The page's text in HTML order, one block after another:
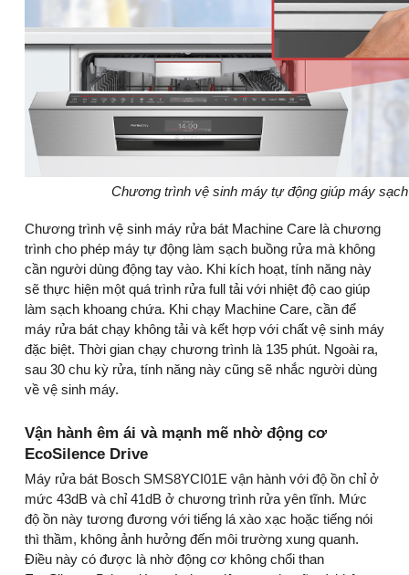
Chương trình vệ sinh máy tự động giúp máy
Chương trình vệ sinh máy rửa bát Machine Care là chương
trình cho phép máy tự động làm sạch buồng rửa mà không
cần người dùng động tay vào. Khi kích hoạt, tính năng này
sẽ thực hiện một quá trình rửa full tải với nhiệt độ cao giúp
làm sạch khoang chứa. Khi chạy Machine Care, cần để
máy rửa bát chạy không tải và kết hợp với chất vệ sinh máy
đặc biệt. Thời gian chạy chương trình là 135 phút. Ngoài ra,
sau 30 chu kỳ rửa, tính năng này cũng sẽ nhắc người dùng
về vệ sinh máy.
Vận hành êm ái và mạnh mẽ nhờ động cơ
EcoSilence Drive
Máy rửa bát Bosch SMS8YCI01E vận hành với độ ồn chỉ ở
mức 43dB và chỉ 41dB ở chương trình rửa yên tĩnh. Mức
độ ồn này tương đương với tiếng lá xào xạc hoặc tiếng nói
thì thầm, không ảnh hưởng đến môi trường xung quanh.
Điều này có được là nhờ động cơ không chổi than